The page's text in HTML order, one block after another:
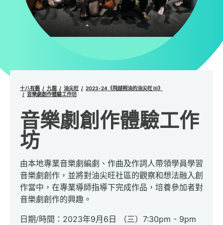
十八有藝 九龍 油尖旺
2023-24《飛越桐油的油尖旺 III》
音樂劇創作體驗工作坊
音樂劇創作體驗工作
坊
由本地專業音樂劇編劇、作曲及作詞人帶領學員學習
音樂劇創作，並將對油尖旺社區的觀察和想法融入創
作當中，在專業導師指導下完成作品，培養參加者對
音樂劇創作的興趣。
日期/時間：2023年9月6日 （三）7:30pm - 9pm